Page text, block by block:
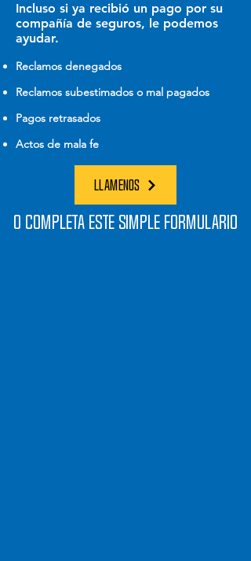
Incluso si ya recibió un pago por su
compañía de seguros, le podemos
ayudar.
Reclamos denegados
Reclamos subestimados o mal pagados
Pagos retrasados
Actos de mala fe
LLAMENOS
O completa este simple formulario